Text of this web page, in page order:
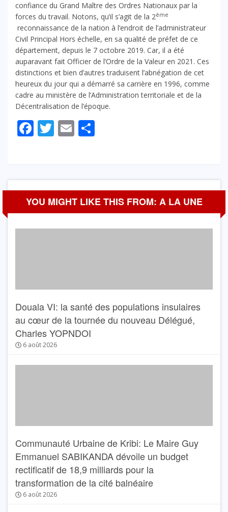
confiance du Grand Maître des Ordres Nationaux par la
forces du travail. Notons, qu’il s’agit de la 2ème
reconnaissance de la nation à l’endroit de l’administrateur
Civil Principal Hors échelle, en sa qualité de préfet de ce
département, depuis le 7 octobre 2019. Car, il a été
auparavant fait Officier de l’Ordre de la Valeur en 2021. Ces
distinctions et bien d’autres traduisent l’abnégation de cet
heureux du jour qui a démarré sa carrière en 1996, comme
cadre au ministère de l’Administration territoriale et de la
Décentralisation de l’époque.
Facebook
Twitter
Email
YOU MIGHT LIKE THIS FROM: A LA UNE
Douala VI: la santé des populations insulaires
au cœur de la tournée du nouveau Délégué,
Charles YOPNDOI
6 août 2026
Communauté Urbaine de Kribi: Le Maire Guy
Emmanuel SABIKANDA dévoile un budget
rectificatif de 18,9 milliards pour la
transformation de la cité balnéaire
6 août 2026